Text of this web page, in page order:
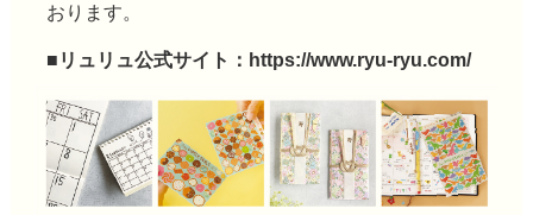
おります。
■リュリュ公式サイト： https://www.ryu-ryu.com/